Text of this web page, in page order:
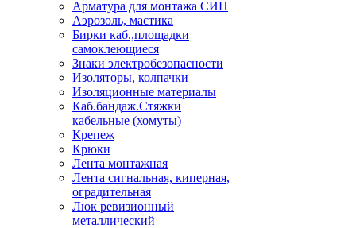
Арматура для монтажа СИП
Аэрозоль, мастика
Бирки каб.,площадки
самоклеющиеся
Знаки электробезопасности
Изоляторы, колпачки
Изоляционные материалы
Каб.бандаж.Стяжки
кабельные (хомуты)
Крепеж
Крюки
Лента монтажная
Лента сигнальная, киперная,
оградительная
Люк ревизионный
металлический